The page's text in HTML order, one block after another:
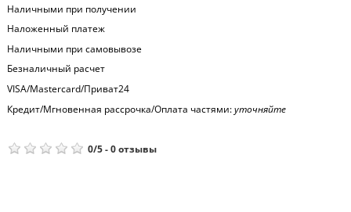
Наличными при получении
Наложенный платеж
Наличными при самовывозе
Безналичный расчет
VISA/Mastercard/Приват24
Кредит/Мгновенная рассрочка/Оплата частями:уточняйте
0/5-0отзывы